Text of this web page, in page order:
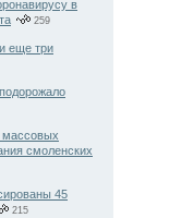
в
259
еще три
массовых
смоленских
45
215